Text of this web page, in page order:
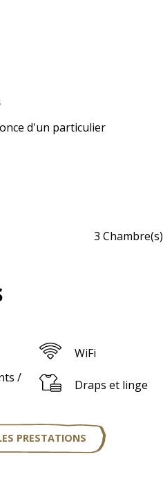
d'un particulier
3 Chambre(s)
WiFi
/
Draps et linge
PRESTATIONS